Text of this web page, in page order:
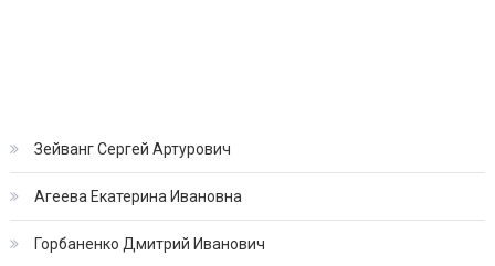
Зейванг Сергей Артурович
Агеева Екатерина Ивановна
Горбаненко Дмитрий Иванович